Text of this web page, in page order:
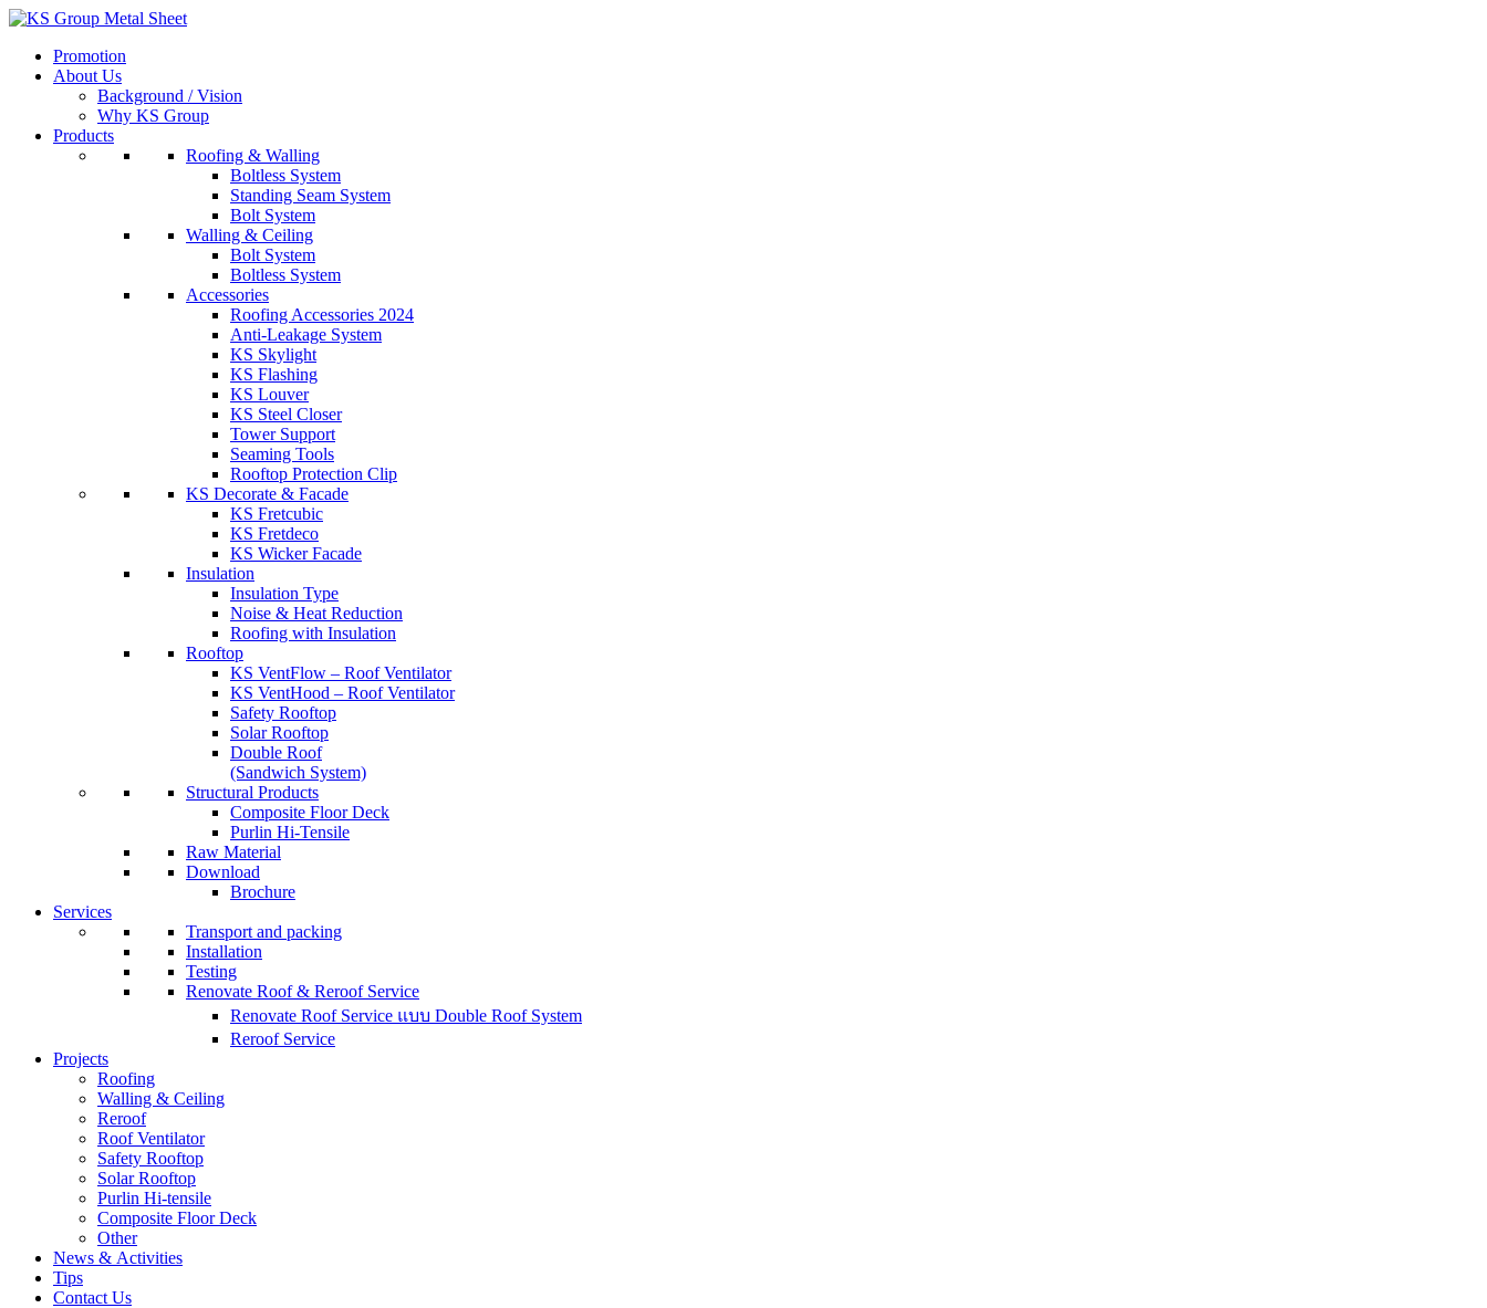
Skip
contentPromotion
About Us
Background / Vision
Why KS Group
Products
Roofing & Walling
Boltless System
Standing Seam System
Bolt System
Walling & Ceiling
Bolt System
Boltless System
Accessories
Roofing Accessories 2024
Anti-Leakage System
KS Skylight
KS Flashing
KS Louver
KS Steel Closer
Tower Support
Seaming Tools
Rooftop Protection Clip
KS Decorate & Facade
KS Fretcubic
KS Fretdeco
KS Wicker Facade
Insulation
Insulation Type
Noise & Heat Reduction
Roofing with Insulation
Rooftop
KS VentFlow – Roof Ventilator
KS VentHood – Roof Ventilator
Safety Rooftop
Solar Rooftop
Double Roof
(Sandwich System)
Structural Products
Composite Floor Deck
Purlin Hi-Tensile
Raw Material
Download
Brochure
Services
Transport and packing
Installation
Testing
Renovate Roof & Reroof Service
Renovate Roof Service แบบ Double Roof System
Reroof Service
Projects
Roofing
Walling & Ceiling
Reroof
Roof Ventilator
Safety Rooftop
Solar Rooftop
Purlin Hi-tensile
Composite Floor Deck
Other
News & Activities
Tips
Contact Us